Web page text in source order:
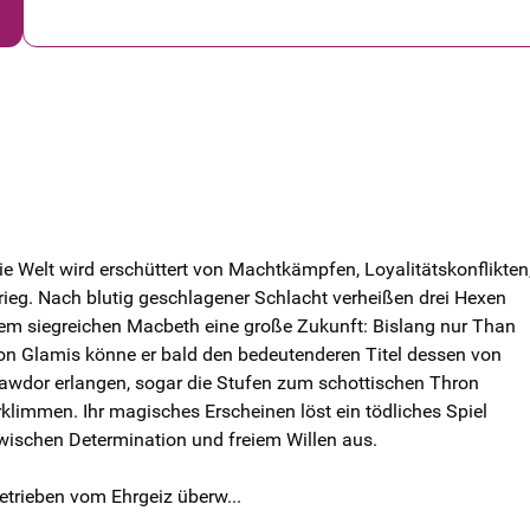
Welt wird erschüttert von Machtkämpfen,
Nach blutig geschlagener Schlacht verheißen drei Hexen
siegreichen Macbeth eine große Zukunft: Bislang nur Than
Glamis könne er bald den bedeutenderen Titel dessen von
erlangen, sogar die Stufen zum schottischen Thron
Ihr magisches Erscheinen löst ein tödliches Spiel
Determination und freiem Willen aus.
vom Ehrgeiz überw...